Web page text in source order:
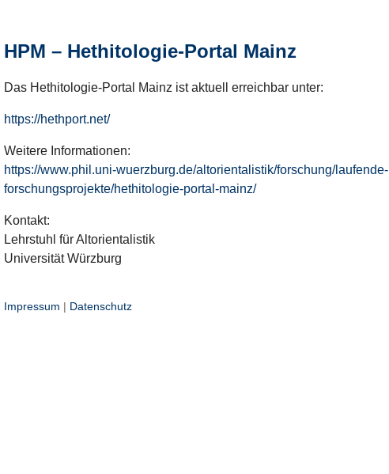
HPM – Hethitologie-Portal Mainz
Das Hethitologie-Portal Mainz ist aktuell erreichbar unter:
https://hethport.net/
Weitere Informationen:
https://www.phil.uni-wuerzburg.de/altorientalistik/forschung/laufende-
forschungsprojekte/hethitologie-portal-mainz/
Kontakt:
Lehrstuhl für Altorientalistik
Universität Würzburg
Impressum | Datenschutz